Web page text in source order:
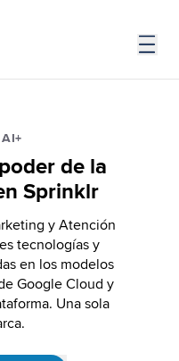
de la
Sprinklr
y Atención
tecnologías y
en los modelos
Google Cloud y
Una sola